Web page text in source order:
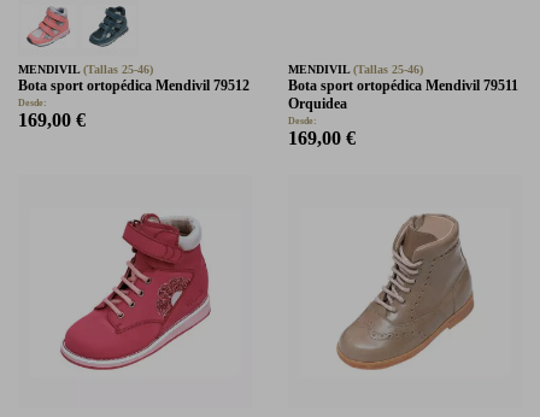
MENDIVIL(Tallas 25-46)
Bota sport ortopédica Mendivil 79512
Desde:
169,00 €
MENDIVIL(Tallas 25-46)
Bota sport ortopédica Mendivil 79511
Orquidea
Desde:
169,00 €